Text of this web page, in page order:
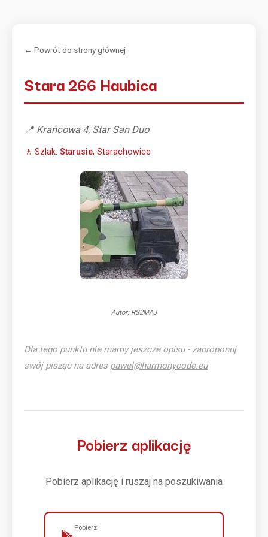
← Powrót do strony głównej
Stara 266 Haubica
📍 Krańcowa 4, Star San Duo
🚶 Szlak: Starusie, Starachowice
Autor: RS2MAJ
Dla tego punktu nie mamy jeszcze opisu - zaproponuj
swój pisząc na adres pawel@harmonycode.eu
Pobierz aplikację
Pobierz aplikację i ruszaj na poszukiwania
Pobierz